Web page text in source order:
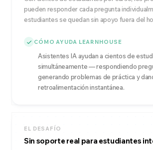
pueden responder cada pregunta
estudiantes se quedan sin apoyo fuera del
CÓMO AYUDA LEARNHOUSE
Asistentes IA ayudan a cientos de
simultáneamente — respondiendo
generando problemas de práctica y
retroalimentación instantánea.
EL DESAFÍO
Sin soporte real para estudiantes